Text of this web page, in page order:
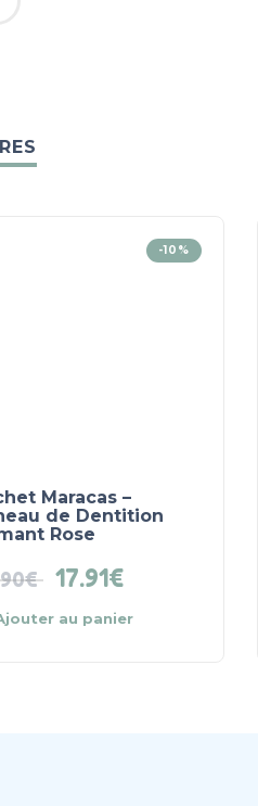
-10%
Maracas –
de Dentition
Rose
€ 17.91€
au panier